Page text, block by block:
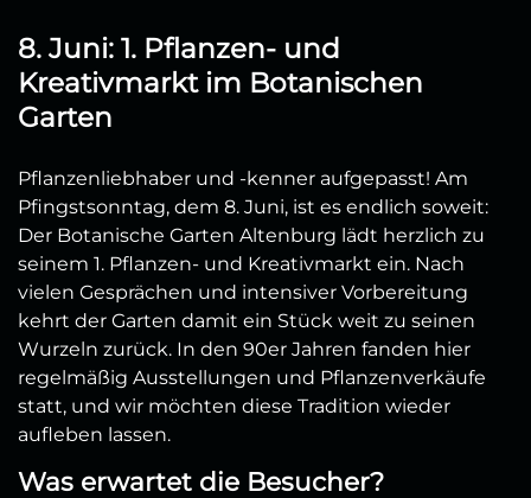
8. Juni: 1. Pflanzen- und
Kreativmarkt im Botanischen
Garten
Pflanzenliebhaber und -kenner aufgepasst! Am
Pfingstsonntag, dem 8. Juni, ist es endlich soweit:
Der Botanische Garten Altenburg lädt herzlich zu
seinem 1. Pflanzen- und Kreativmarkt ein. Nach
vielen Gesprächen und intensiver Vorbereitung
kehrt der Garten damit ein Stück weit zu seinen
Wurzeln zurück. In den 90er Jahren fanden hier
regelmäßig Ausstellungen und Pflanzenverkäufe
statt, und wir möchten diese Tradition wieder
aufleben lassen.
Was erwartet die Besucher?